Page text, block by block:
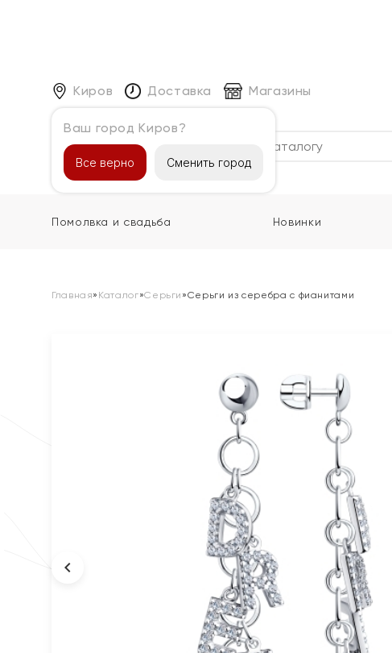
Киров
Ваш город Киров?
Все верно Сменить город
Доставка Магазины
Каталог
Помолвка и свадьба Новинки
Главная» Каталог»Серьги »Серьги из серебра с фианитами